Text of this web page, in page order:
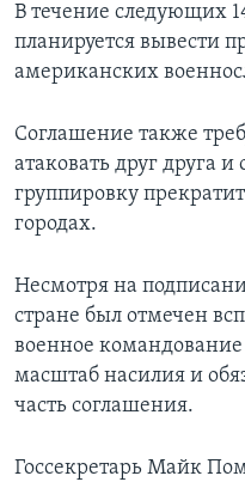
В течение следующих
планируется вывести
американских
Соглашение также
атаковать друг друга
группировку
городах.
Несмотря на
стране был отмечен
военное
масштаб насилия и
часть соглашения.
Госсекретарь Майк